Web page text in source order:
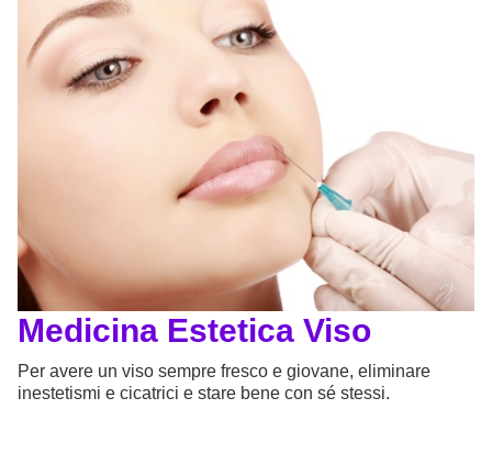
Medicina Estetica Viso
Per avere un viso sempre fresco e giovane, eliminare
inestetismi e cicatrici e stare bene con sé stessi.